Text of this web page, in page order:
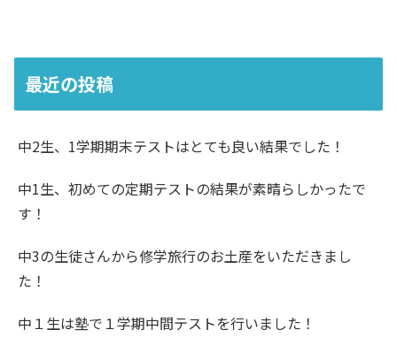
最近の投稿
中2生、1学期期末テストはとても良い結果でした！
中1生、初めての定期テストの結果が素晴らしかったで
す！
中3の生徒さんから修学旅行のお土産をいただきまし
た！
中１生は塾で１学期中間テストを行いました！